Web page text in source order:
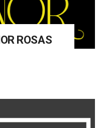
ROSAS